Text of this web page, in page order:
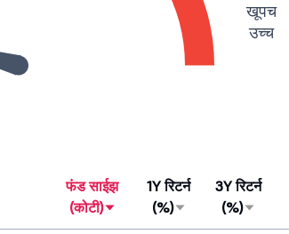
खूपच
उच्च
फंड साईझ
(कोटी)
1Y रिटर्न
(%)
3Y रिटर्न
(%)